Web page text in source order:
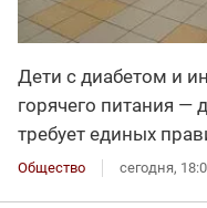
Дети с диабетом и
горячего питания —
требует единых
Общество сегодня,